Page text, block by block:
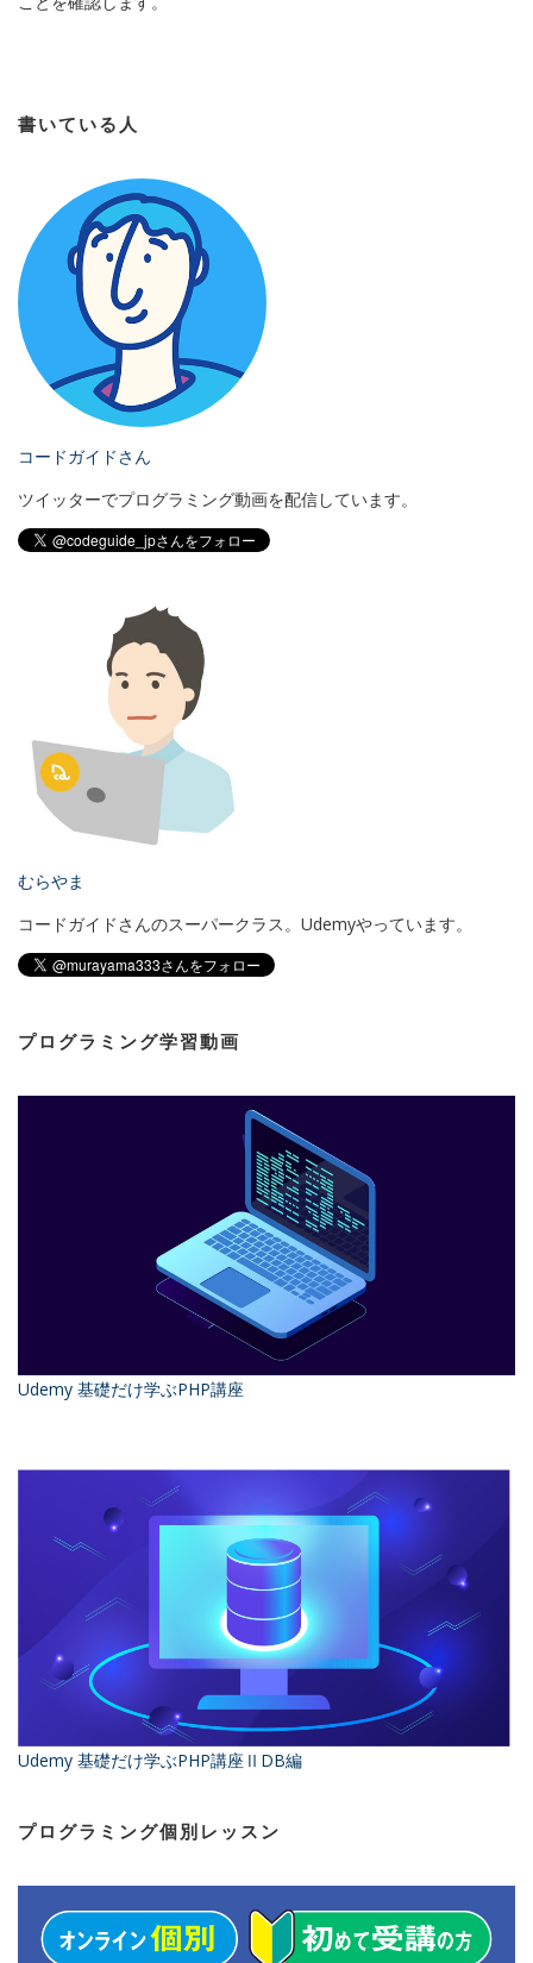
書いている人
コードガイドさん
ツイッターでプログラミング動画を配信しています。
むらやま
コードガイドさんのスーパークラス。Udemyやっています。
プログラミング学習動画
Udemy 基礎だけ学ぶPHP講座
Udemy 基礎だけ学ぶPHP講座ⅡDB編
プログラミング個別レッスン